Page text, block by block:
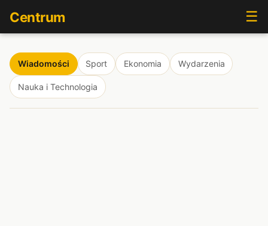
Centrum ☰
Wiadomości Sport Ekonomia Wydarzenia
Nauka i Technologia